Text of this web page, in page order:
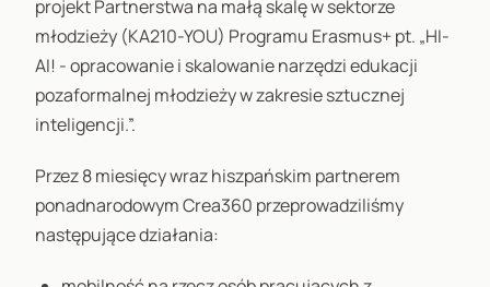
projekt Partnerstwa na małą skalę w sektorze
młodzieży (KA210-YOU) Programu Erasmus+ pt. „HI-
AI! - opracowanie i skalowanie narzędzi edukacji
pozaformalnej młodzieży w zakresie sztucznej
inteligencji.”.
Przez 8 miesięcy wraz hiszpańskim partnerem
ponadnarodowym Crea360 przeprowadziliśmy
następujące działania: